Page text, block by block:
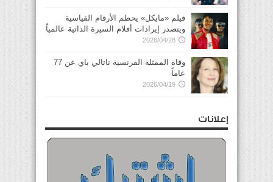
فيلم «مايكل» يحطم الأرقام القياسية
ويتصدر إيرادات أفلام السيرة الذاتية عالمياً
2026/04/28
وفاة الممثلة الفرنسية ناتالي باي عن 77
عاماً
2026/04/19
إعلانات